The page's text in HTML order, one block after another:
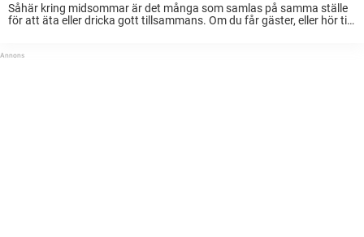
Såhär kring midsommar är det många som samlas på samma ställe
för att äta eller dricka gott tillsammans. Om du får gäster, eller hör till